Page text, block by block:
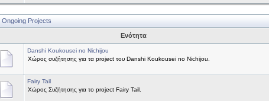
Ongoing Projects
Ενότητα
Danshi Koukousei no Nichijou
Χώρος συζήτησης για τα project του Danshi Koukousei no Nichijou.
Fairy Tail
Χώρος Συζήτησης για το project Fairy Tail.